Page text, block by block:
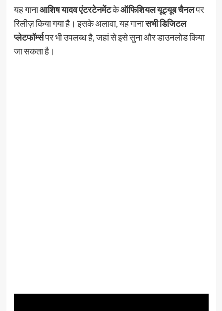
यह गानाआशिष यादव एंटरटेनमेंटकेऑफिशियल यूट्यूब चैनलपर
रिलीज़ किया गया है। इसके अलावा, यह गानासभी डिजिटल
प्लेटफॉर्म्सपर भी उपलब्ध है, जहां से इसे सुना और डाउनलोड किया
जा सकता है।